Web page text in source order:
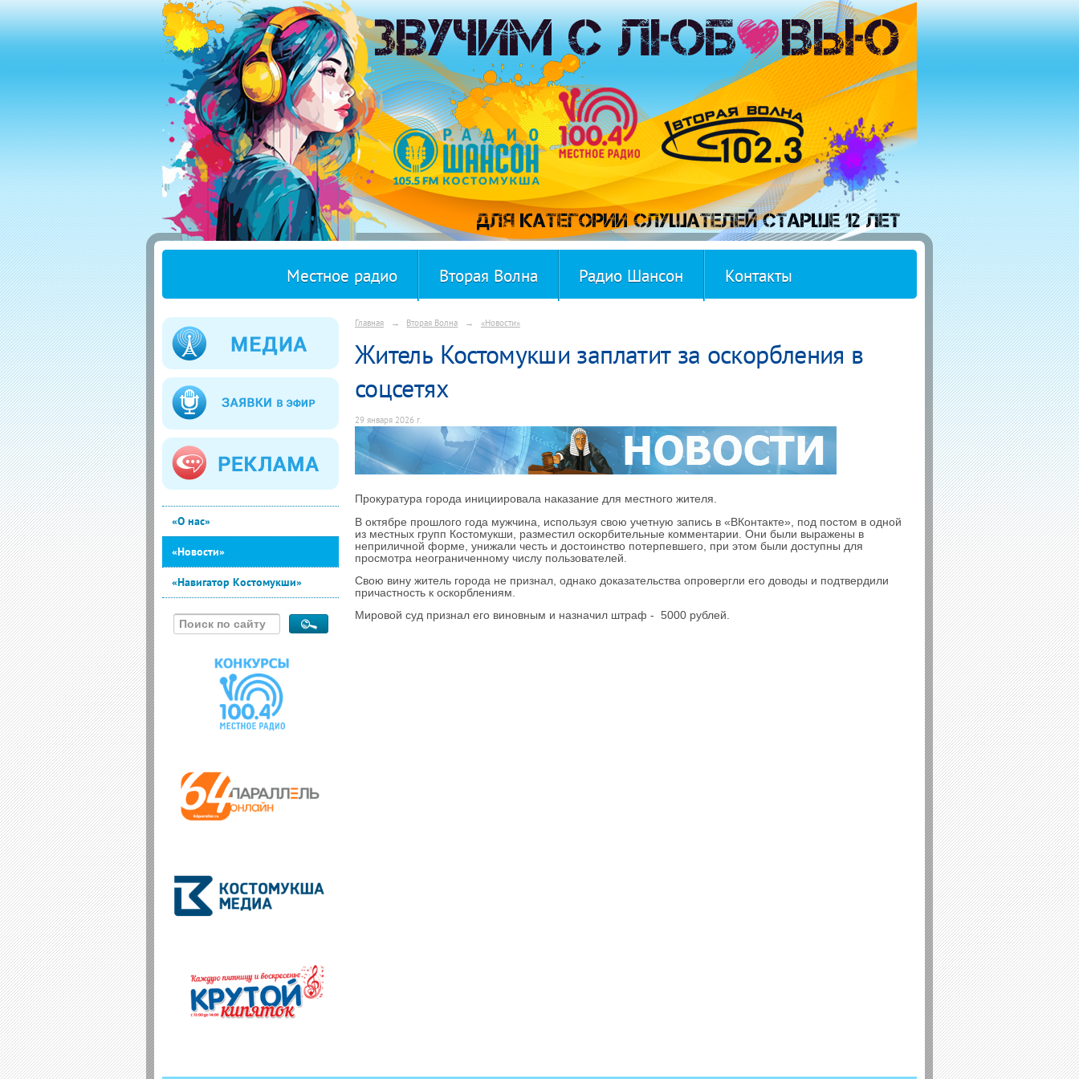
Местное радио Вторая Волна Радио Шансон Контакты
«О нас»
«Новости»
«Навигатор Костомукши»
Главная → Вторая Волна → «Новости»
Житель Костомукши заплатит за оскорбления в
соцсетях
29 января 2026 г.
Прокуратура города инициировала наказание для местного жителя.
В октябре прошлого года мужчина, используя свою учетную запись в «ВКонтакте», под постом в одной
из местных групп Костомукши, разместил оскорбительные комментарии. Они были выражены в
неприличной форме, унижали честь и достоинство потерпевшего, при этом были доступны для
просмотра неограниченному числу пользователей.
Свою вину житель города не признал, однако доказательства опровергли его доводы и подтвердили
причастность к оскорблениям.
Мировой суд признал его виновным и назначил штраф - 5000 рублей.